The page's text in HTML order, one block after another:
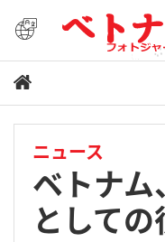
ニュース
ベトナ
として